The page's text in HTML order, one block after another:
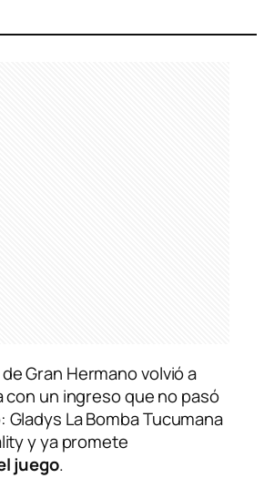
Gran Hermano volvió a
con un ingreso que no pasó
La Bomba Tucumana
y ya promete
juego.